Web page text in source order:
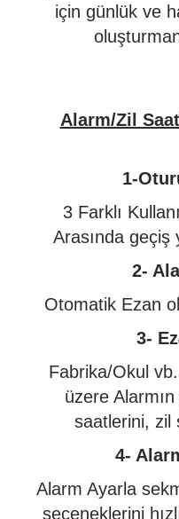
için günlük ve
Alarm/Zil
1-
3 Farklı
Arasında geçiş
2-
Otomatik Ezan
3-
Fabrika/Okul
üzere
saatlerini, zil
4-
Alarm Ayarla
şeçeneklerini